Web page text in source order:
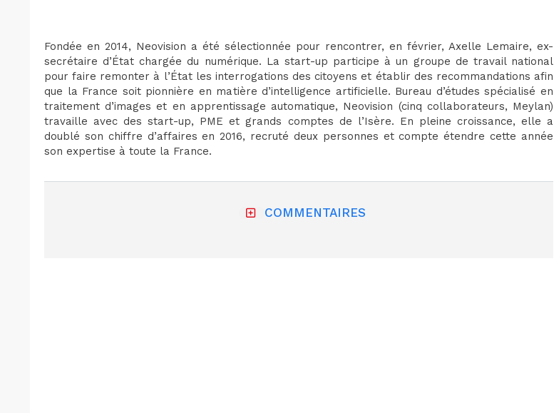
Fondée en 2014, Neovision a été sélectionnée pour rencontrer, en février, Axelle Lemaire, ex-
secrétaire d’État chargée du numérique. La start-up participe à un groupe de travail national
pour faire remonter à l’État les interrogations des citoyens et établir des recommandations afin
que la France soit pionnière en matière d’intelligence artificielle. Bureau d’études spécialisé en
traitement d’images et en apprentissage automatique, Neovision (cinq collaborateurs, Meylan)
travaille avec des start-up, PME et grands comptes de l’Isère. En pleine croissance, elle a
doublé son chiffre d’affaires en 2016, recruté deux personnes et compte étendre cette année
son expertise à toute la France.
COMMENTAIRES